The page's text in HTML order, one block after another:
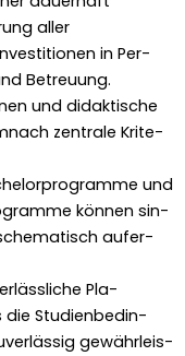
aller
in Per­
Betreu­ung.
und didak­tis­che
zen­trale Kri­te­
und
kön­nen sin­
aufer­
Pla­
die Stu­di­enbe­din­
gewährleis­